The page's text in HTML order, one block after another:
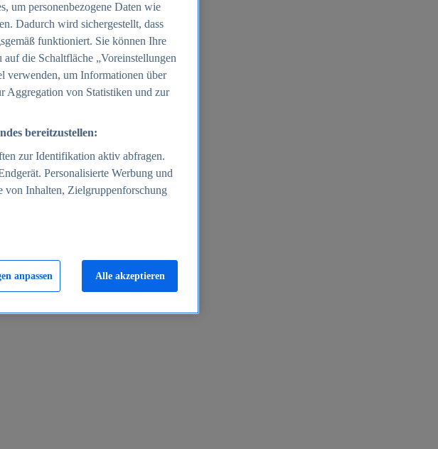
um personenbezogene Daten wie
Dadurch wird sichergestellt, dass
funktioniert. Sie können Ihre
die Schaltfläche „Voreinstellungen
verwenden, um Informationen über
Aggregation von Statistiken und zur
bereitzustellen:
zur Identifikation aktiv abfragen.
Personalisierte Werbung und
von Inhalten, Zielgruppenforschung
anpassen Alle akzeptieren